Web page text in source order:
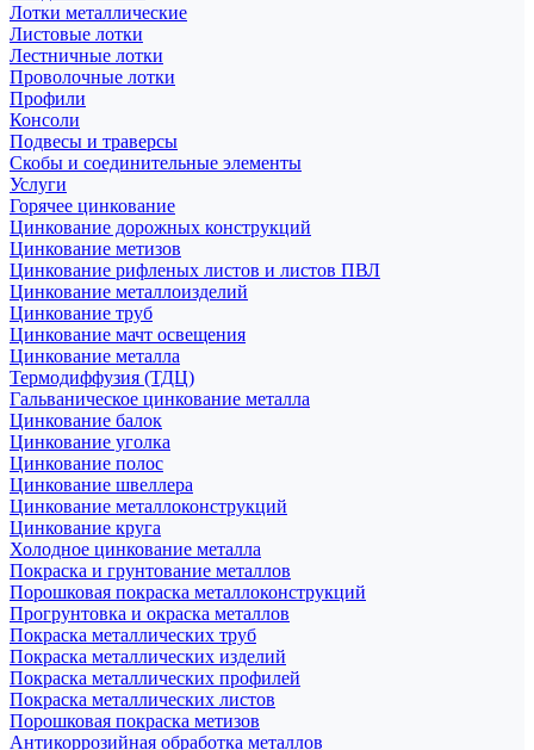
Лотки металлические
Листовые лотки
Лестничные лотки
Проволочные лотки
Профили
Консоли
Подвесы и траверсы
Скобы и соединительные элементы
Услуги
Горячее цинкование
Цинкование дорожных конструкций
Цинкование метизов
Цинкование рифленых листов и листов ПВЛ
Цинкование металлоизделий
Цинкование труб
Цинкование мачт освещения
Цинкование металла
Термодиффузия (ТДЦ)
Гальваническое цинкование металла
Цинкование балок
Цинкование уголка
Цинкование полос
Цинкование швеллера
Цинкование металлоконструкций
Цинкование круга
Холодное цинкование металла
Покраска и грунтование металлов
Порошковая покраска металлоконструкций
Прогрунтовка и окраска металлов
Покраска металлических труб
Покраска металлических изделий
Покраска металлических профилей
Покраска металлических листов
Порошковая покраска метизов
Антикоррозийная обработка металлов